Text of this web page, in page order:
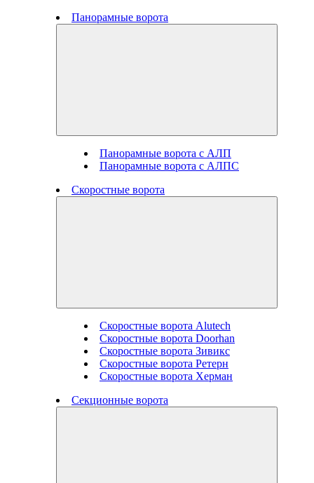
Панорамные ворота
Панорамные ворота с АЛП
Панорамные ворота с АЛПС
Скоростные ворота
Скоростные ворота Alutech
Скоростные ворота Doorhan
Скоростные ворота Зивикс
Скоростные ворота Ретерн
Скоростные ворота Херман
Секционные ворота